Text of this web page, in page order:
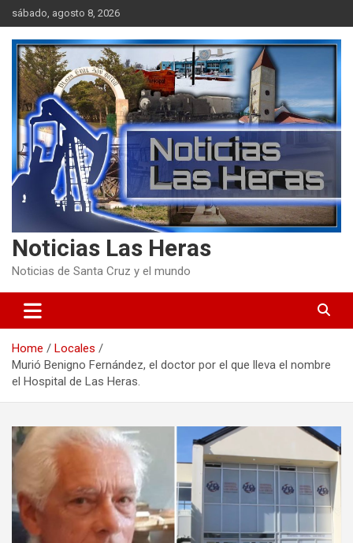
Skip
to
content
sábado, agosto 8, 2026
Noticias Las Heras
Noticias de Santa Cruz y el mundo
Home
Locales
Murió Benigno Fernández, el doctor por el que lleva el nombre
el Hospital de Las Heras.